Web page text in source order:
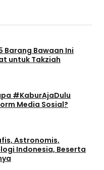
Barang Bawaan Ini
untuk Takziah
#KaburAjaDulu
Media Sosial?
Astronomis,
Indonesia, Beserta